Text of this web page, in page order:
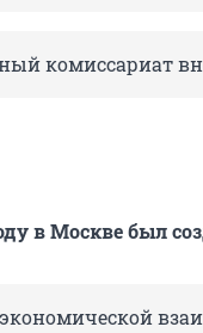
комиссариат
в Москве был